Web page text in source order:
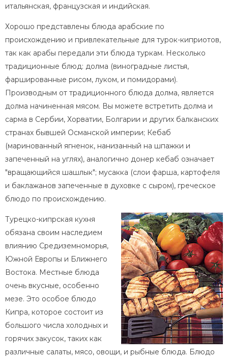
итальянская, французская и индийская.
Хорошо представлены блюда арабские по
происхождению и привлекательные для турок-киприотов,
так как арабы передали эти блюда туркам. Несколько
традиционные блюд: долма (виноградные листья,
фаршированные рисом, луком, и помидорами).
Производным от традиционного блюда долма, является
долма начиненная мясом. Вы можете встретить долма и
сарма в Сербии, Хорватии, Болгарии и других балканских
странах бывшей Османской империи; Кебаб
(маринованный ягненок, нанизанный на шпажки и
запеченный на углях), аналогично донер кебаб означает
"вращающийся шашлык"; мусакка (слои фарша, картофеля
и баклажанов запеченные в духовке с сыром), греческое
блюдо по происхождению.
Турецко-кипрская кухня
обязана своим наследием
влиянию Средиземноморья,
Южной Европы и Ближнего
Востока. Местные блюда
очень вкусные, особенно
мезе. Это особое блюдо
Кипра, которое состоит из
большого числа холодных и
горячих закусок, таких как
различные салаты, мясо, овощи, и рыбные блюда. Блюдо